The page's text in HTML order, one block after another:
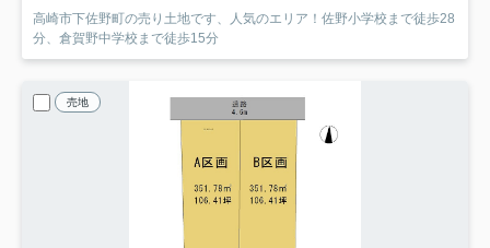
高崎市下佐野町の売り土地です、人気のエリア！佐野小学校まで徒歩28
分、倉賀野中学校まで徒歩15分
売地